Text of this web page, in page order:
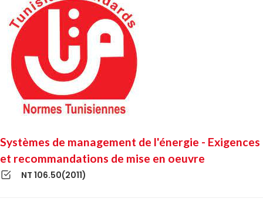
Systèmes de management de l'énergie - Exigences
et recommandations de mise en oeuvre
NT 106.50(2011)